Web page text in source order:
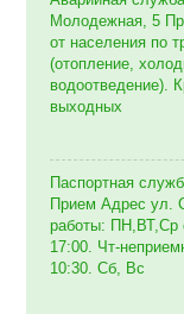
Молодежная, 5
от населения по
(отопление,
водоотведение).
выходных
Паспортная
Прием Адрес ул.
работы: ПН,ВТ,Ср
17:00. Чт-
10:30. Сб, Вс